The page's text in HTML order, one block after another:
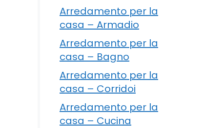
Arredamento per la
casa – Armadio
Arredamento per la
casa – Bagno
Arredamento per la
casa – Corridoi
Arredamento per la
casa – Cucina